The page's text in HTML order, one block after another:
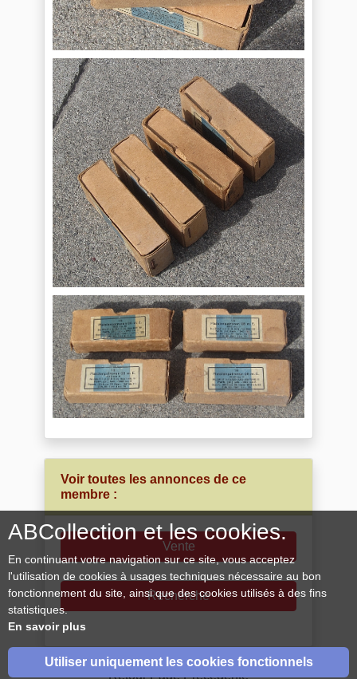
Voir toutes les annonces de ce
membre :
Vente
Recherche
Retour Page Précédente
ABCollection et les cookies.
En continuant votre navigation sur ce site, vous acceptez
l'utilisation de cookies à usages techniques nécessaire au bon
fonctionnement du site, ainsi que des cookies utilisés à des fins
statistiques.
En savoir plus
Utiliser uniquement les cookies fonctionnels